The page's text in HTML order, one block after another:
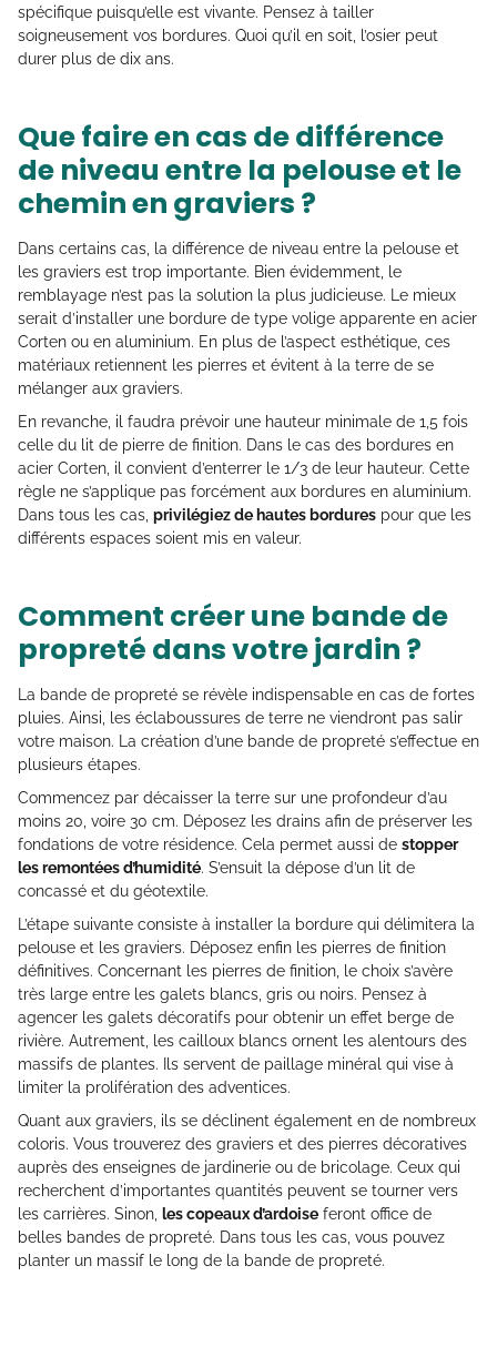
spécifique puisqu’elle est vivante. Pensez à tailler
soigneusement vos bordures. Quoi qu’il en soit, l’osier peut
durer plus de dix ans.
Que faire en cas de différence
de niveau entre la pelouse et le
chemin en graviers ?
Dans certains cas, la différence de niveau entre la pelouse et
les graviers est trop importante. Bien évidemment, le
remblayage n’est pas la solution la plus judicieuse. Le mieux
serait d’installer une bordure de type volige apparente en acier
Corten ou en aluminium. En plus de l’aspect esthétique, ces
matériaux retiennent les pierres et évitent à la terre de se
mélanger aux graviers.
En revanche, il faudra prévoir une hauteur minimale de 1,5 fois
celle du lit de pierre de finition. Dans le cas des bordures en
acier Corten, il convient d’enterrer le 1/3 de leur hauteur. Cette
règle ne s’applique pas forcément aux bordures en aluminium.
Dans tous les cas, privilégiez de hautes bordures pour que les
différents espaces soient mis en valeur.
Comment créer une bande de
propreté dans votre jardin ?
La bande de propreté se révèle indispensable en cas de fortes
pluies. Ainsi, les éclaboussures de terre ne viendront pas salir
votre maison. La création d’une bande de propreté s’effectue en
plusieurs étapes.
Commencez par décaisser la terre sur une profondeur d’au
moins 20, voire 30 cm. Déposez les drains afin de préserver les
fondations de votre résidence. Cela permet aussi de stopper
les remontées d’humidité. S’ensuit la dépose d’un lit de
concassé et du géotextile.
L’étape suivante consiste à installer la bordure qui délimitera la
pelouse et les graviers. Déposez enfin les pierres de finition
définitives. Concernant les pierres de finition, le choix s’avère
très large entre les galets blancs, gris ou noirs. Pensez à
agencer les galets décoratifs pour obtenir un effet berge de
rivière. Autrement, les cailloux blancs ornent les alentours des
massifs de plantes. Ils servent de paillage minéral qui vise à
limiter la prolifération des adventices.
Quant aux graviers, ils se déclinent également en de nombreux
coloris. Vous trouverez des graviers et des pierres décoratives
auprès des enseignes de jardinerie ou de bricolage. Ceux qui
recherchent d’importantes quantités peuvent se tourner vers
les carrières. Sinon, les copeaux d’ardoise feront office de
belles bandes de propreté. Dans tous les cas, vous pouvez
planter un massif le long de la bande de propreté.